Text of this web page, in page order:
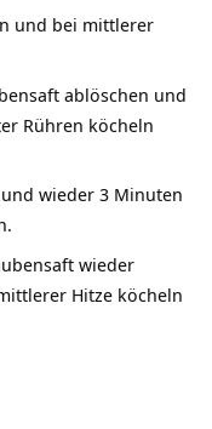
und bei mittlerer
ablöschen und
Rühren köcheln
wieder 3 Minuten
wieder
Hitze köcheln